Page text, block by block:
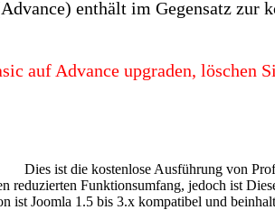
enthält im Gegensatz zur
auf Advance upgraden, löschen
Dies ist die kostenlose Ausführung von
reduzierten Funktionsumfang, jedoch ist
ist Joomla 1.5 bis 3.x kompatibel und